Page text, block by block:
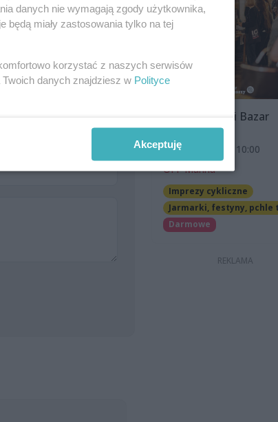
Szczeciński Bazar
Smakoszy
9 sierpnia 2026, 10:00
OFF Marina
Imprezy cykliczne
Jarmarki, festyny, pchle
Darmowe
danych nie wymagają zgody użytkownika,
będą miały zastosowania tylko na tej
korzystać z naszych serwisów
danych znajdziesz w Polityce
Akceptuję